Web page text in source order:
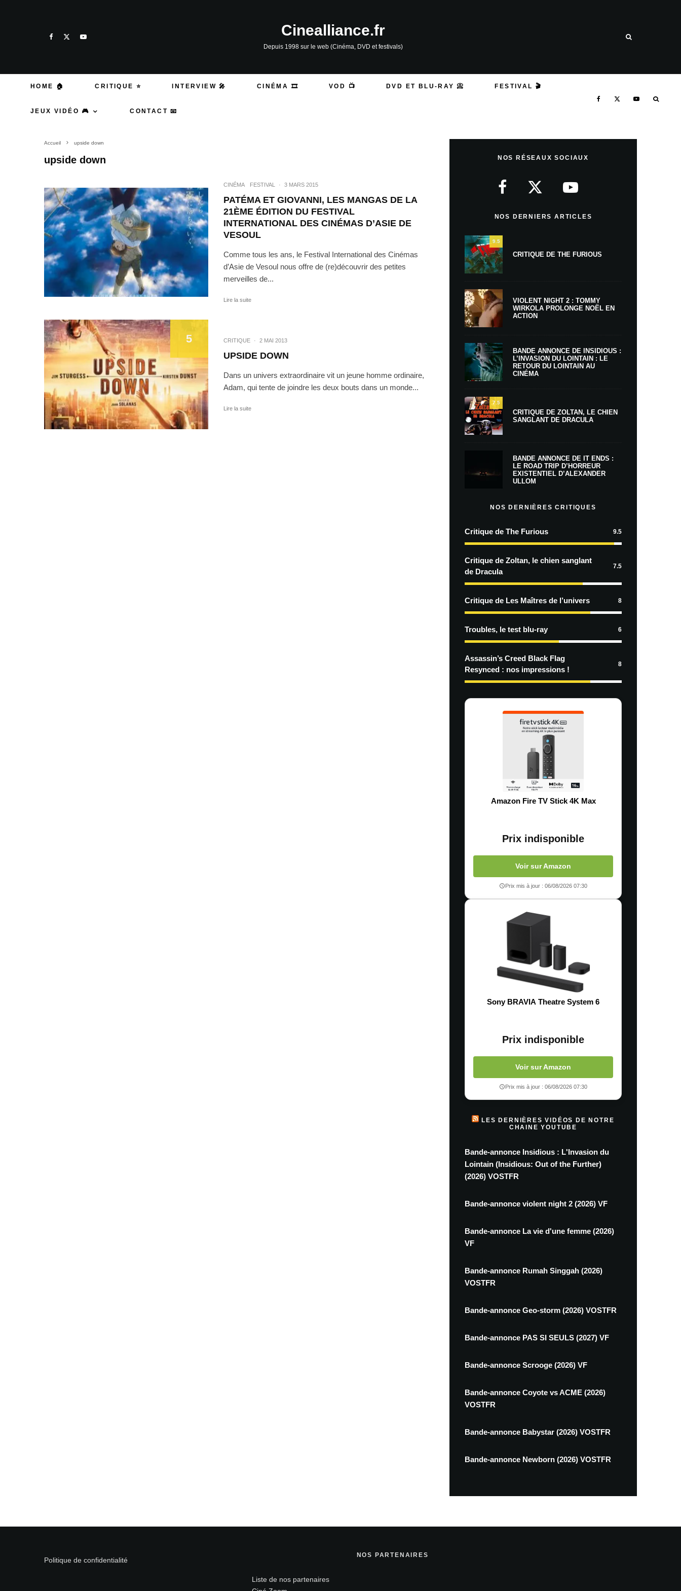
Cinealliance.fr
Depuis 1998 sur le web (Cinéma, DVD et festivals)
HOME 🏠 CRITIQUE ⭐ INTERVIEW 🎤 CINÉMA 🎞️ VOD 📺 DVD ET BLU-RAY 📀 FESTIVAL 🎬
JEUX VIDÉO 🎮 CONTACT 📧
Accueil upside down
upside down
CINÉMA FESTIVAL · 3 MARS 2015
PATÉMA ET GIOVANNI, LES MANGAS DE LA
21ÈME ÉDITION DU FESTIVAL
INTERNATIONAL DES CINÉMAS D’ASIE DE
VESOUL
Comme tous les ans, le Festival International des Cinémas
d’Asie de Vesoul nous offre de (re)découvrir des petites
merveilles de...
Lire la suite
5 CRITIQUE · 2 MAI 2013
UPSIDE DOWN
Dans un univers extraordinaire vit un jeune homme ordinaire,
Adam, qui tente de joindre les deux bouts dans un monde...
Lire la suite
NOS RÉSEAUX SOCIAUX
NOS DERNIERS ARTICLES
9.5
CRITIQUE DE THE FURIOUS
VIOLENT NIGHT 2 : TOMMY
WIRKOLA PROLONGE NOËL EN
ACTION
BANDE ANNONCE DE INSIDIOUS :
L’INVASION DU LOINTAIN : LE
RETOUR DU LOINTAIN AU
CINÉMA
7.5
CRITIQUE DE ZOLTAN, LE CHIEN
SANGLANT DE DRACULA
BANDE ANNONCE DE IT ENDS :
LE ROAD TRIP D’HORREUR
EXISTENTIEL D’ALEXANDER
ULLOM
NOS DERNIÈRES CRITIQUES
Critique de The Furious 9.5
Critique de Zoltan, le chien sanglant
de Dracula
7.5
Critique de Les Maîtres de l’univers 8
Troubles, le test blu-ray 6
Assassin’s Creed Black Flag
Resynced : nos impressions !
8
Amazon Fire TV Stick 4K Max
Prix indisponible
Voir sur Amazon
Prix mis à jour : 06/08/2026 07:30
Sony BRAVIA Theatre System 6
Prix indisponible
Voir sur Amazon
Prix mis à jour : 06/08/2026 07:30
LES DERNIÈRES VIDÉOS DE NOTRE
CHAINE YOUTUBE
Bande-annonce Insidious : L'Invasion du
Lointain (Insidious: Out of the Further)
(2026) VOSTFR
Bande-annonce violent night 2 (2026) VF
Bande-annonce La vie d'une femme (2026)
VF
Bande-annonce Rumah Singgah (2026)
VOSTFR
Bande-annonce Geo-storm (2026) VOSTFR
Bande-annonce PAS SI SEULS (2027) VF
Bande-annonce Scrooge (2026) VF
Bande-annonce Coyote vs ACME (2026)
VOSTFR
Bande-annonce Babystar (2026) VOSTFR
Bande-annonce Newborn (2026) VOSTFR
Politique de confidentialité
NOS PARTENAIRES
Liste de nos partenaires